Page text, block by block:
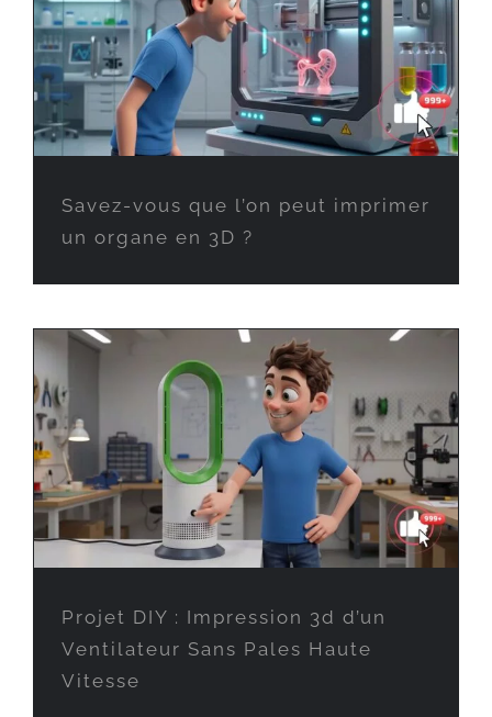
Savez-vous que l’on peut imprimer
un organe en 3D ?
Projet DIY : Impression 3d d’un
Ventilateur Sans Pales Haute
Vitesse